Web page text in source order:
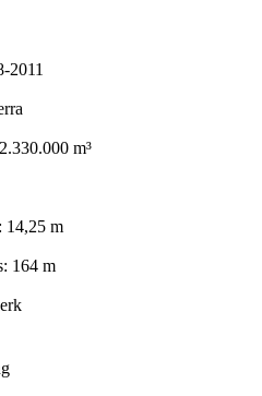
2011
m³
14,25 m
164 m